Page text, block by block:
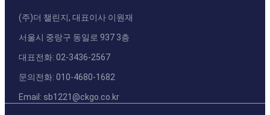
(주)더 챌린지, 대표이사 이원재
서울시 중랑구 동일로 937 3층
대표전화: 02-3436-2567
문의전화: 010-4680-1682
Email: sb1221@ckgo.co.kr